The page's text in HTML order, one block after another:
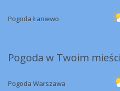
Pogoda Łaniewo
Pogoda w Twoim
Pogoda Warszawa